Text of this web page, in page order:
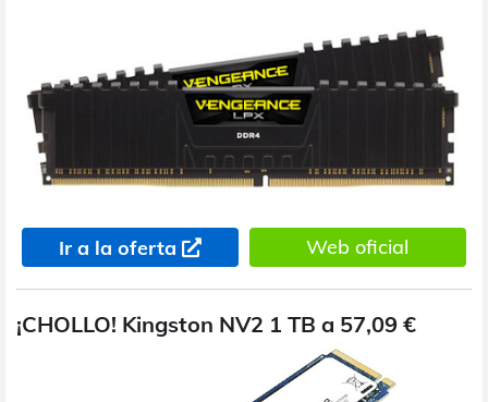
Ir a la oferta Web oficial
¡CHOLLO! Kingston NV2 1 TB a 57,09 €